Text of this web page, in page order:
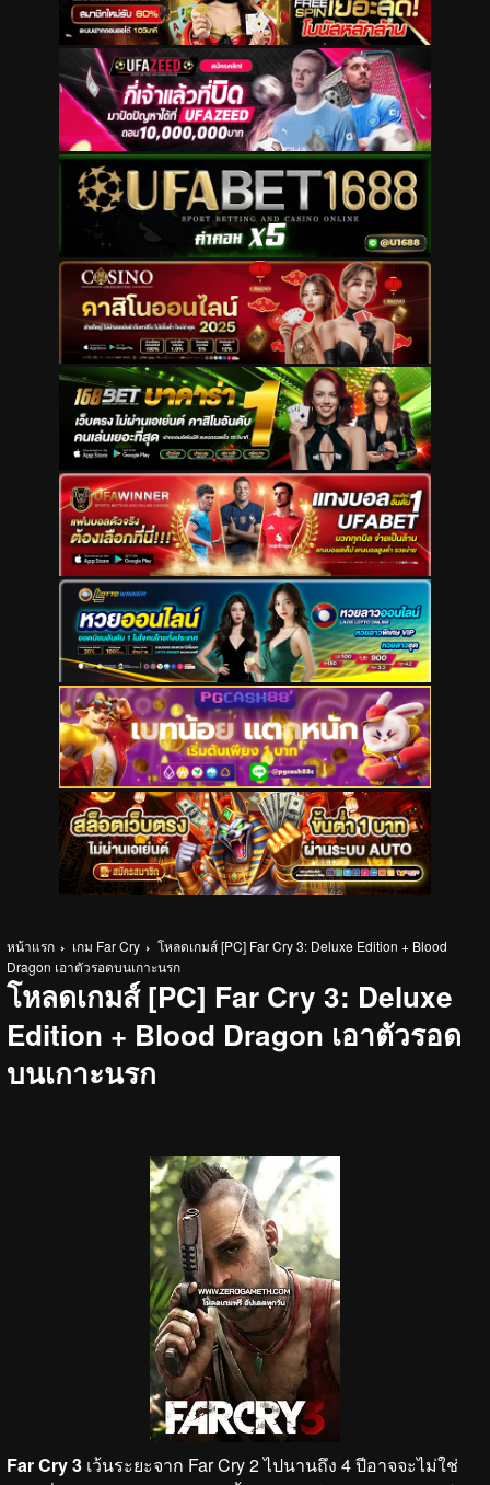
หน้าแรก เกม Far Cry
โหลดเกมส์ [PC] Far Cry 3: Deluxe Edition + Blood
Dragon เอาตัวรอดบนเกาะนรก
โหลดเกมส์ [PC] Far Cry 3: Deluxe
Edition + Blood Dragon เอาตัวรอด
บนเกาะนรก
Far Cry 3 เว้นระยะจาก Far Cry 2 ไปนานถึง 4 ปีอาจจะไม่ใช่